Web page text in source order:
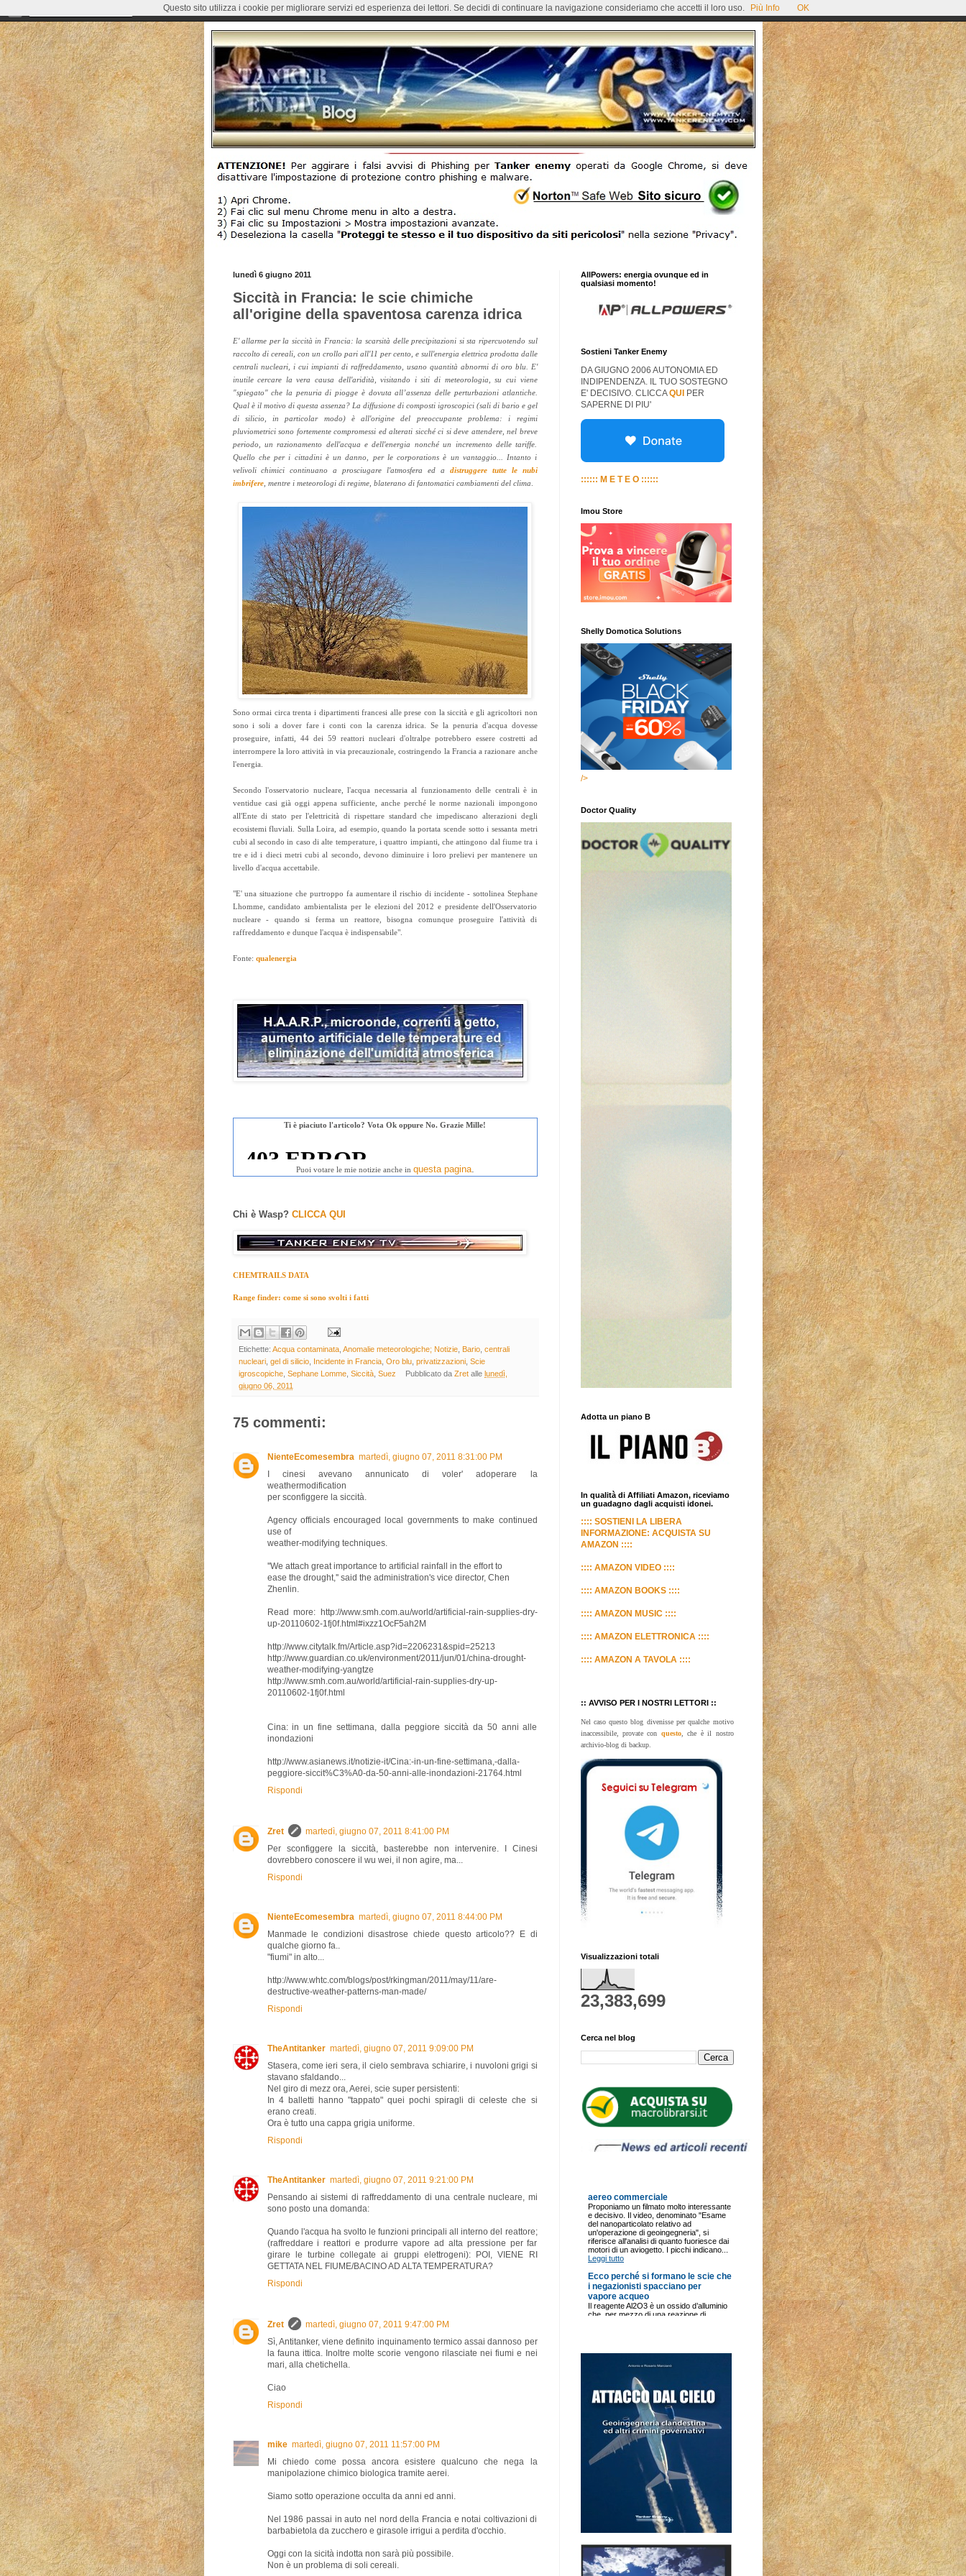
lunedì 6 giugno 2011
Siccità in Francia: le scie chimiche
all'origine della spaventosa carenza idrica
E' allarme per la siccità in Francia: la scarsità delle precipitazioni si sta ripercuotendo sul
raccolto di cereali, con un crollo pari all'11 per cento, e sull'energia elettrica prodotta dalle
centrali nucleari, i cui impianti di raffreddamento, usano quantità abnormi di oro blu. E'
inutile cercare la vera causa dell'aridità, visitando i siti di meteorologia, su cui viene
"spiegato" che la penuria di piogge è dovuta all’assenza delle perturbazioni atlantiche.
Qual è il motivo di questa assenza? La diffusione di composti igroscopici (sali di bario e gel
di silicio, in particolar modo) è all'origine del preoccupante problema: i regimi
pluviometrici sono fortemente compromessi ed alterati sicché ci si deve attendere, nel breve
periodo, un razionamento dell'acqua e dell'energia nonché un incremento delle tariffe.
Quello che per i cittadini è un danno, per le corporations è un vantaggio... Intanto i
velivoli chimici continuano a prosciugare l'atmosfera ed a distruggere tutte le nubi
imbrifere, mentre i meteorologi di regime, blaterano di fantomatici cambiamenti del clima
Sono ormai circa trenta i dipartimenti francesi alle prese con la siccità e gli agricoltori non
sono i soli a dover fare i conti con la carenza idrica. Se la penuria d'acqua dovesse
proseguire, infatti, 44 dei 59 reattori nucleari d'oltralpe potrebbero essere costretti ad
interrompere la loro attività in via precauzionale, costringendo la Francia a razionare anche
l'energia.
Secondo l'osservatorio nucleare, l'acqua necessaria al funzionamento delle centrali è in
ventidue casi già oggi appena sufficiente, anche perché le norme nazionali impongono
all'Ente di stato per l'elettricità di rispettare standard che impediscano alterazioni degli
ecosistemi fluviali. Sulla Loira, ad esempio, quando la portata scende sotto i sessanta metri
cubi al secondo in caso di alte temperature, i quattro impianti, che attingono dal fiume tra i
tre e id i dieci metri cubi al secondo, devono diminuire i loro prelievi per mantenere un
livello d'acqua accettabile.
"E' una situazione che purtroppo fa aumentare il rischio di incidente - sottolinea Stephane
Lhomme, candidato ambientalista per le elezioni del 2012 e presidente dell'Osservatorio
nucleare - quando si ferma un reattore, bisogna comunque proseguire l'attività di
raffreddamento e dunque l'acqua è indispensabile".
Fonte: qualenergia
Ti è piaciuto l'articolo? Vota Ok oppure No. Grazie Mille!
Puoi votare le mie notizie anche in questa pagina.
Chi è Wasp? CLICCA QUI
CHEMTRAILS DATA
Range finder: come si sono svolti i fatti
Etichette: Acqua contaminata, Anomalie meteorologiche; Notizie, Bario, centrali
nucleari, gel di silicio, Incidente in Francia, Oro blu, privatizzazioni, Scie
igroscopiche, Sephane Lomme, Siccità, Suez Pubblicato daZret allelunedì,
giugno 06, 2011
75 commenti:
NienteEcomesembra martedì, giugno 07, 2011 8:31:00 PM
I cinesi avevano annunicato di voler' adoperare la
weathermodification
per sconfiggere la siccità.
Agency officials encouraged local governments to make continued
use of
weather-modifying techniques.
''We attach great importance to artificial rainfall in the effort to
ease the drought,'' said the administration's vice director, Chen
Zhenlin.
Read more: http://www.smh.com.au/world/artificial-rain-supplies-dry-
up-20110602-1fj0f.html#ixzz1OcF5ah2M
http://www.citytalk.fm/Article.asp?id=2206231&spid=25213
http://www.guardian.co.uk/environment/2011/jun/01/china-drought-
weather-modifying-yangtze
http://www.smh.com.au/world/artificial-rain-supplies-dry-up-
20110602-1fj0f.html
Cina: in un fine settimana, dalla peggiore siccità da 50 anni alle
inondazioni
http://www.asianews.it/notizie-it/Cina:-in-un-fine-settimana,-dalla-
peggiore-siccit%C3%A0-da-50-anni-alle-inondazioni-21764.html
Rispondi
Zret
martedì, giugno 07, 2011 8:41:00 PM
Per sconfiggere la siccità, basterebbe non intervenire. I Cinesi
dovrebbero conoscere il wu wei, il non agire, ma...
Rispondi
NienteEcomesembra martedì, giugno 07, 2011 8:44:00 PM
Manmade le condizioni disastrose chiede questo articolo?? E di
qualche giorno fa..
"fiumi" in alto...
http://www.whtc.com/blogs/post/rkingman/2011/may/11/are-
destructive-weather-patterns-man-made/
Rispondi
TheAntitanker martedì, giugno 07, 2011 9:09:00 PM
Stasera, come ieri sera, il cielo sembrava schiarire, i nuvoloni grigi si
stavano sfaldando...
Nel giro di mezz ora, Aerei, scie super persistenti:
In 4 balletti hanno "tappato" quei pochi spiragli di celeste che si
erano creati.
Ora è tutto una cappa grigia uniforme.
Rispondi
TheAntitanker martedì, giugno 07, 2011 9:21:00 PM
Pensando ai sistemi di raffreddamento di una centrale nucleare, mi
sono posto una domanda:
Quando l'acqua ha svolto le funzioni principali all interno del reattore;
(raffreddare i reattori e produrre vapore ad alta pressione per far
girare le turbine collegate ai gruppi elettrogeni): POI, VIENE RI
GETTATA NEL FIUME/BACINO AD ALTA TEMPERATURA?
Rispondi
Zret
martedì, giugno 07, 2011 9:47:00 PM
Sì, Antitanker, viene definito inquinamento termico assai dannoso per
la fauna ittica. Inoltre molte scorie vengono rilasciate nei fiumi e nei
mari, alla chetichella.
Ciao
Rispondi
mike martedì, giugno 07, 2011 11:57:00 PM
Mi chiedo come possa ancora esistere qualcuno che nega la
manipolazione chimico biologica tramite aerei.
Siamo sotto operazione occulta da anni ed anni.
Nel 1986 passai in auto nel nord della Francia e notai coltivazioni di
barbabietola da zucchero e girasole irrigui a perdita d'occhio.
Oggi con la sicità indotta non sarà più possibile.
Non è un problema di soli cereali.
AllPowers: energia ovunque ed in
qualsiasi momento!
Sostieni Tanker Enemy
DA GIUGNO 2006 AUTONOMIA ED
INDIPENDENZA. IL TUO SOSTEGNO
E' DECISIVO. CLICCAQUI
PER
SAPERNE DI PIU'
:::::: M E T E O ::::::
Imou Store
Shelly Domotica Solutions
/>
Doctor Quality
Adotta un piano B
In qualità di Affiliati Amazon, riceviamo
un guadagno dagli acquisti idonei.
:::: SOSTIENI LA LIBERA
INFORMAZIONE: ACQUISTA SU
AMAZON ::::
:::: AMAZON VIDEO ::::
:::: AMAZON BOOKS ::::
:::: AMAZON MUSIC ::::
:::: AMAZON ELETTRONICA ::::
:::: AMAZON A TAVOLA ::::
:: AVVISO PER I NOSTRI LETTORI ::
Nel caso questo blog divenisse per qualche motivo
inaccessibile, provate con questo, che è il nostro
archivio-blog di backup.
Visualizzazioni totali
23,383,699
Cerca nel blog
Questo sito utilizza i cookie per migliorare servizi ed esperienza dei lettori. Se decidi di continuare la navigazione consideriamo che accetti il loro uso. Più Info OK